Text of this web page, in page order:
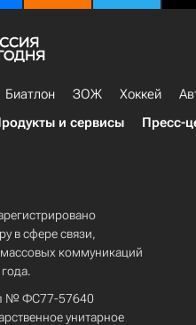
Биатлон ЗОЖ Хоккей
и сервисы Пресс-
в сфере связи,
коммуникаций
№ ФС77-57640
унитарное